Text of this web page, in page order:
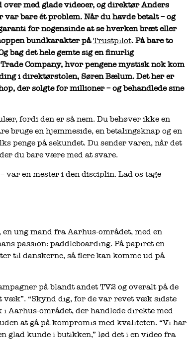
over med glade videoer, og direktør Anders
bare ét problem. Når du havde betalt – og
for nogensinde at se hverken bræt eller
bundkarakter påTrustpilot. På bare to
bag det hele gemte sig en finurlig
Company, hvor pengene mystisk nok kom
i direktørstolen, Søren Bælum. Det her er
der solgte for millioner – og behandlede sine
fordi den er så nem. Du behøver ikke en
bruge en hjemmeside, en betalingsknap og en
penge på sekundet. Du sender varen, når det
du bare være med at svare.
var en mester i den disciplin. Lad os tage
ung mand fra Aarhus-området, med en
passion: paddleboarding. På papiret en
til danskerne, så flere kan komme ud på
på blandt andet TV2 og overalt på de
“Skynd dig, for de var revet væk sidste
i Aarhus-området, der handlede direkte med
at gå på kompromis med kvaliteten. “Vi har
glad kunde i butikken,” lød det i en video fra